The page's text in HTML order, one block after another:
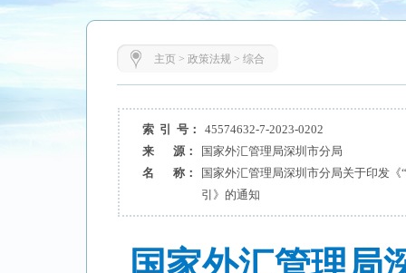
主页> 政策法规> 综合
索 引 号：
45574632-7-2023-0202
来 源：
国家外汇管理局深圳市分局
名 称：
国家外汇管理局深圳市分局关于印发《
引》的通知